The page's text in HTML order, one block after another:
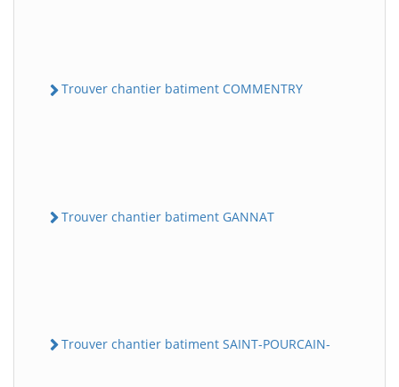
Trouver chantier batiment COMMENTRY
Trouver chantier batiment GANNAT
Trouver chantier batiment SAINT-POURCAIN-